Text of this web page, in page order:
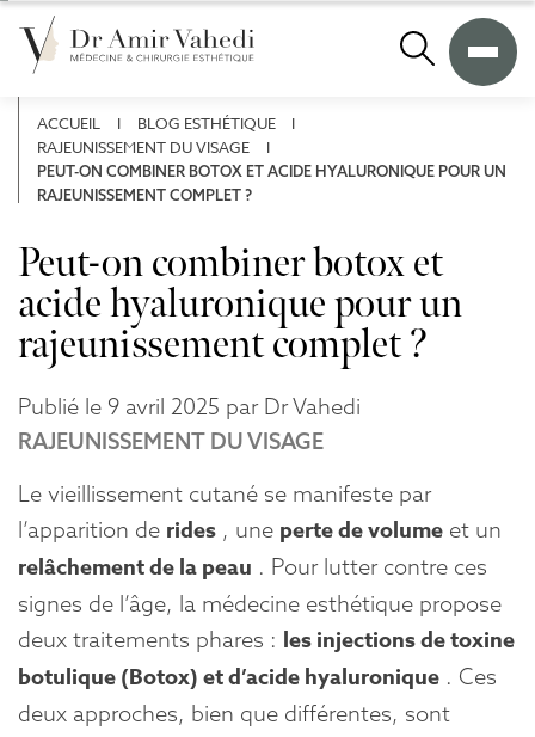
A
Recherche
ACCUEIL I BLOG ESTHÉTIQUE
I
RAJEUNISSEMENT DU VISAGE
I
PEUT-ON COMBINER BOTOX ET ACIDE HYALURONIQUE POUR UN
RAJEUNISSEMENT COMPLET ?
Peut-on combiner botox et
acide hyaluronique pour un
rajeunissement complet ?
Publié le 9 avril 2025 par Dr Vahedi
RAJEUNISSEMENT DU VISAGE
Le vieillissement cutané se manifeste par
l’apparition de rides , une perte de volume et un
relâchement de la peau . Pour lutter contre ces
signes de l’âge, la médecine esthétique propose
deux traitements phares : les injections de toxine
botulique (Botox) et d’acide hyaluronique . Ces
deux approches, bien que différentes, sont